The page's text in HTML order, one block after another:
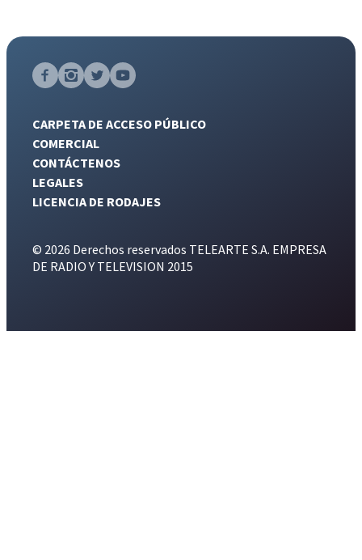
CARPETA DE ACCESO PÚBLICO
COMERCIAL
CONTÁCTENOS
LEGALES
LICENCIA DE RODAJES
© 2026 Derechos reservados TELEARTE S.A. EMPRESA
DE RADIO Y TELEVISION 2015